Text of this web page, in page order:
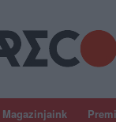
Magazinjaink